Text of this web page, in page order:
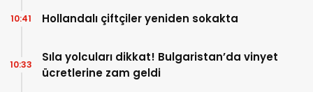
Hollandalı çiftçiler yeniden sokakta
10:41
Sıla yolcuları dikkat! Bulgaristan’da vinyet
ücretlerine zam geldi
10:33